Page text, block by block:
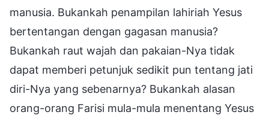
manusia. Bukankah penampilan lahiriah Yesus
bertentangan dengan gagasan manusia?
Bukankah raut wajah dan pakaian-Nya tidak
dapat memberi petunjuk sedikit pun tentang jati
diri-Nya yang sebenarnya? Bukankah alasan
orang-orang Farisi mula-mula menentang Yesus